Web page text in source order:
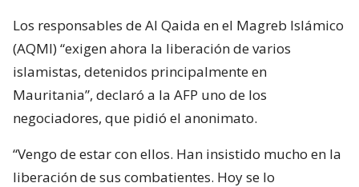
Los responsables de Al Qaida en el Magreb Islámico
(AQMI) “exigen ahora la liberación de varios
islamistas, detenidos principalmente en
Mauritania”, declaró a la AFP uno de los
negociadores, que pidió el anonimato.
“Vengo de estar con ellos. Han insistido mucho en la
liberación de sus combatientes. Hoy se lo